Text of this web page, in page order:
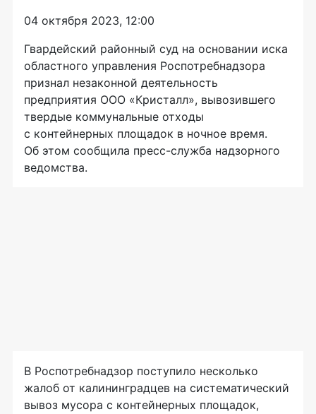
04 октября 2023, 12:00
Гвардейский районный суд на основании иска
областного управления Роспотребнадзора
признал незаконной деятельность
предприятия ООО «Кристалл», вывозившего
твердые коммунальные отходы
с контейнерных площадок в ночное время.
Об этом сообщила пресс-служба надзорного
ведомства.
В Роспотребнадзор поступило несколько
жалоб от калининградцев на систематический
вывоз мусора с контейнерных площадок,